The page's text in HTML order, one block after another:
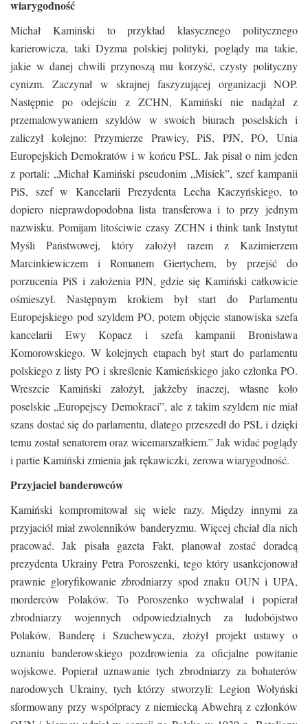
wiarygodność
Michał Kamiński to przykład klasycznego politycznego
karierowicza, taki Dyzma polskiej polityki, poglądy ma takie,
jakie w danej chwili przynoszą mu korzyść, czysty polityczny
cynizm. Zaczynał w skrajnej faszyzującej organizacji NOP.
Następnie po odejściu z ZCHN, Kamiński nie nadążał z
przemalowywaniem szyldów w swoich biurach poselskich i
zaliczył kolejno: Przymierze Prawicy, PiS, PJN, PO, Unia
Europejskich Demokratów i w końcu PSL. Jak pisał o nim jeden
z portali: „Michał Kamiński pseudonim „Misiek”, szef kampanii
PiS, szef w Kancelarii Prezydenta Lecha Kaczyńskiego, to
dopiero nieprawdopodobna lista transferowa i to przy jednym
nazwisku. Pomijam litościwie czasy ZCHN i think tank Instytut
Myśli Państwowej, który założył razem z Kazimierzem
Marcinkiewiczem i Romanem Giertychem, by przejść do
porzucenia PiS i założenia PJN, gdzie się Kamiński całkowicie
ośmieszył. Następnym krokiem był start do Parlamentu
Europejskiego pod szyldem PO, potem objęcie stanowiska szefa
kancelarii Ewy Kopacz i szefa kampanii Bronisława
Komorowskiego. W kolejnych etapach był start do parlamentu
polskiego z listy PO i skreślenie Kamieńskiego jako członka PO.
Wreszcie Kamiński założył, jakżeby inaczej, własne koło
poselskie „Europejscy Demokraci”, ale z takim szyldem nie miał
szans dostać się do parlamentu, dlatego przeszedł do PSL i dzięki
temu został senatorem oraz wicemarszałkiem.” Jak widać poglądy
i partie Kamiński zmienia jak rękawiczki, zerowa wiarygodność.
Przyjaciel banderowców
Kamiński kompromitował się wiele razy. Między innymi za
przyjaciół miał zwolenników banderyzmu. Więcej chciał dla nich
pracować. Jak pisała gazeta Fakt, planował zostać doradcą
prezydenta Ukrainy Petra Poroszenki, tego który usankcjonował
prawnie gloryfikowanie zbrodniarzy spod znaku OUN i UPA,
morderców Polaków. To Poroszenko wychwalał i popierał
zbrodniarzy wojennych odpowiedzialnych za ludobójstwo
Polaków, Banderę i Szuchewycza, złożył projekt ustawy o
uznaniu banderowskiego pozdrowienia za oficjalne powitanie
wojskowe. Popierał uznawanie tych zbrodniarzy za bohaterów
narodowych Ukrainy, tych którzy stworzyli: Legion Wołyński
sformowany przy współpracy z niemiecką Abwehrą z członków